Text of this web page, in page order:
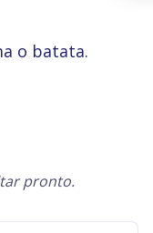
€
o batata.
pronto.